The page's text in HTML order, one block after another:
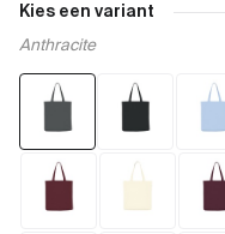
Kies een variant
Anthracite